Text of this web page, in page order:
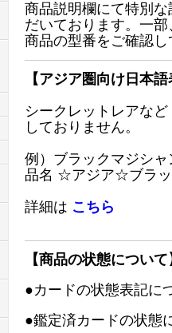
商品説明欄にて特別
だいております。一
商品の型番をご確認し
【アジア圏向け日本
シークレットレアな
しておりません。
例）ブラックマジシ
品名 ☆アジア☆ブラッ
詳細は こちら
【商品の状態について
●カードの状態表記に
●鑑定済カードの状態